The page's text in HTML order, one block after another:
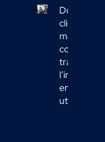
Données
clients
marketing :
comment
en actions
utiles ?